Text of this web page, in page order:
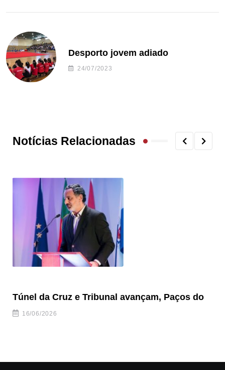
Desporto jovem adiado
24/07/2023
Notícias Relacionadas
Túnel da Cruz e Tribunal avançam, Paços do
16/06/2026